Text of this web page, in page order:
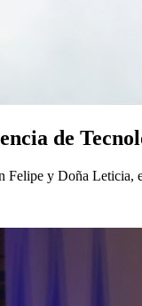
de
y Doña